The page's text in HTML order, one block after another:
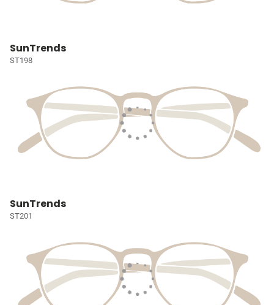
SunTrends
ST198
SunTrends
ST201